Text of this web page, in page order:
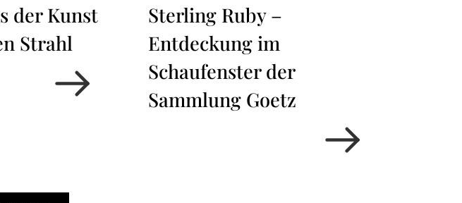
der Kunst
Strahl
Sterling Ruby –
Entdeckung im
Schaufenster der
Sammlung Goetz